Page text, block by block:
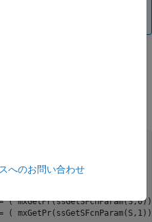
(
(
へのお問い合わせ